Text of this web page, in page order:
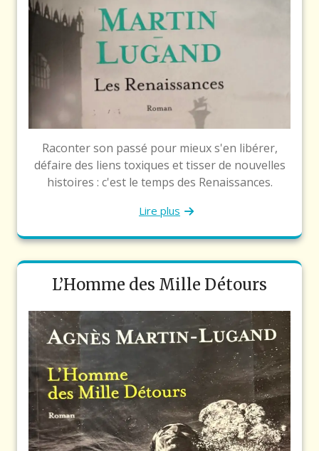
Raconter son passé pour mieux s'en libérer,
défaire des liens toxiques et tisser de nouvelles
histoires : c'est le temps des Renaissances.
Lire plus
L’Homme des Mille Détours